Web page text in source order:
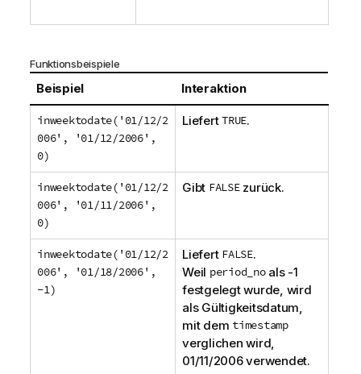
Funktionsbeispiele
Beispiel Interaktion
inweektodate('01/12/2
006', '01/12/2006',
0)
LiefertTRUE.
inweektodate('01/12/2
006', '01/11/2006',
0)
Gibt FALSEzurück.
inweektodate('01/12/2
006', '01/18/2006',
-1)
Liefert FALSE.
Weil period_noals -1
festgelegt wurde, wird
als Gültigkeitsdatum,
mit dem timestamp
verglichen wird,
01/11/2006verwendet.